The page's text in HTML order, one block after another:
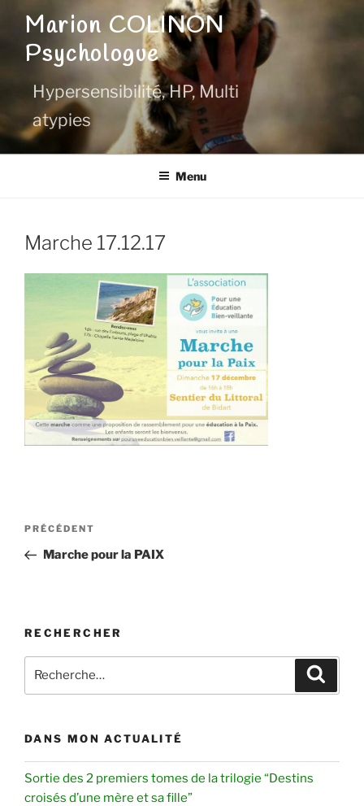
contenu
Marion COLINON
Psychologue
Hypersensibilité, HP, Multi
atypies
Menu
Marche 17.12.17
Navigation
l’article
Article
précédent
PRÉCÉDENT
Marche pour la PAIX
RECHERCHER
pour
DANS MON ACTUALITÉ
Sortie des 2 premiers tomes de la trilogie “Destins
croisés d’une mère et sa fille”